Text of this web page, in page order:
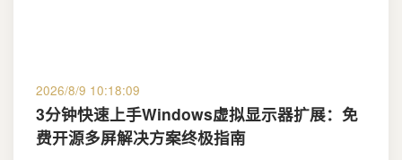
2026/8/9 10:18:09
3分钟快速上手Windows虚拟显示器扩展：免
费开源多屏解决方案终极指南